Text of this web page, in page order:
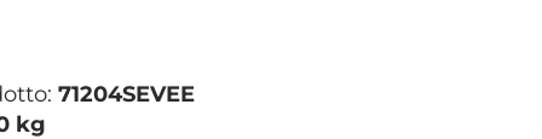
71204SEVEE
kg